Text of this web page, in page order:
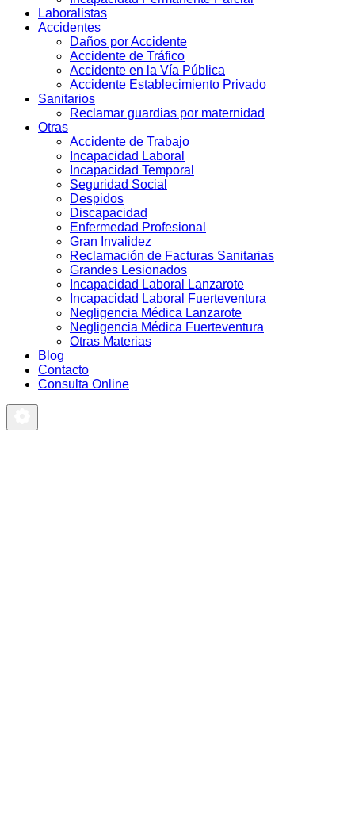
Laboralistas
Accidentes
Daños por Accidente
Accidente de Tráfico
Accidente en la Vía Pública
Accidente Establecimiento Privado
Sanitarios
Reclamar guardias por maternidad
Otras
Accidente de Trabajo
Incapacidad Laboral
Incapacidad Temporal
Seguridad Social
Despidos
Discapacidad
Enfermedad Profesional
Gran Invalidez
Reclamación de Facturas Sanitarias
Grandes Lesionados
Incapacidad Laboral Lanzarote
Incapacidad Laboral Fuerteventura
Negligencia Médica Lanzarote
Negligencia Médica Fuerteventura
Otras Materias
Blog
Contacto
Consulta Online